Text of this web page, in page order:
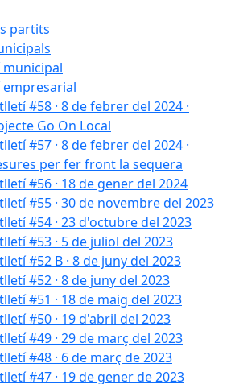
partits
#58 · 8 de febrer del 2024 ·
Go On Local
#57 · 8 de febrer del 2024 ·
per fer front la sequera
#56 · 18 de gener del 2024
#55 · 30 de novembre del 2023
#54 · 23 d'octubre del 2023
#53 · 5 de juliol del 2023
#52 B · 8 de juny del 2023
#52 · 8 de juny del 2023
#51 · 18 de maig del 2023
#50 · 19 d'abril del 2023
#49 · 29 de març del 2023
#48 · 6 de març de 2023
#47 · 19 de gener de 2023